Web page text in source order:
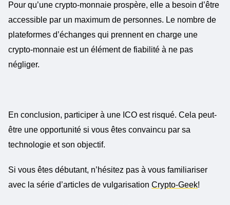
Pour qu’une crypto-monnaie prospère, elle a besoin d’être
accessible par un maximum de personnes. Le nombre de
plateformes d’échanges qui prennent en charge une
crypto-monnaie est un élément de fiabilité à ne pas
négliger.
En conclusion, participer à une ICO est risqué. Cela peut-
être une opportunité si vous êtes convaincu par sa
technologie et son objectif.
Si vous êtes débutant, n’hésitez pas à vous familiariser
avec la série d’articles de vulgarisation Crypto-Geek!